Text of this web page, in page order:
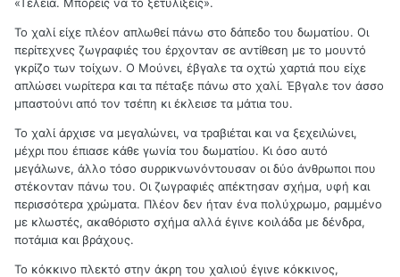
Το χαλί είχε πλέον απλωθεί πάνω στο δάπεδο του δωματίου. Οι
περίτεχνες ζωγραφιές του έρχονταν σε αντίθεση με το μουντό
γκρίζο των τοίχων. Ο Μούνει, έβγαλε τα οχτώ χαρτιά που είχε
απλώσει νωρίτερα και τα πέταξε πάνω στο χαλί. Έβγαλε τον άσσο
μπαστούνι από τον τσέπη κι έκλεισε τα μάτια του.
Το χαλί άρχισε να μεγαλώνει, να τραβιέται και να ξεχειλώνει,
μέχρι που έπιασε κάθε γωνία του δωματίου. Κι όσο αυτό
μεγάλωνε, άλλο τόσο συρρικνωνόντουσαν οι δύο άνθρωποι που
στέκονταν πάνω του. Οι ζωγραφιές απέκτησαν σχήμα, υφή και
περισσότερα χρώματα. Πλέον δεν ήταν ένα πολύχρωμο, ραμμένο
με κλωστές, ακαθόριστο σχήμα αλλά έγινε κοιλάδα με δένδρα,
ποτάμια και βράχους.
Το κόκκινο πλεκτό στην άκρη του χαλιού έγινε κόκκινος,